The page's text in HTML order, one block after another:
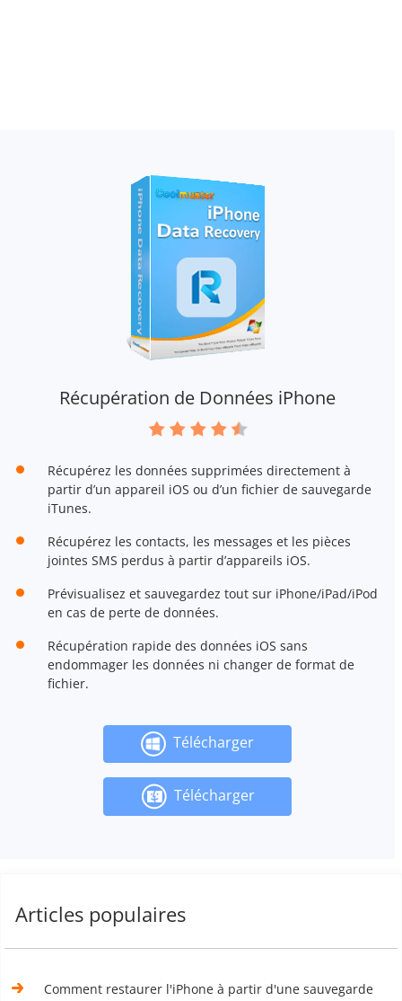
Récupération de Données iPhone
Récupérez les données supprimées directement à
partir d’un appareil iOS ou d’un fichier de sauvegarde
iTunes.
Récupérez les contacts, les messages et les pièces
jointes SMS perdus à partir d’appareils iOS.
Prévisualisez et sauvegardez tout sur iPhone/iPad/iPod
en cas de perte de données.
Récupération rapide des données iOS sans
endommager les données ni changer de format de
fichier.
Télécharger
Télécharger
Articles populaires
Comment restaurer l'iPhone à partir d'une sauvegarde